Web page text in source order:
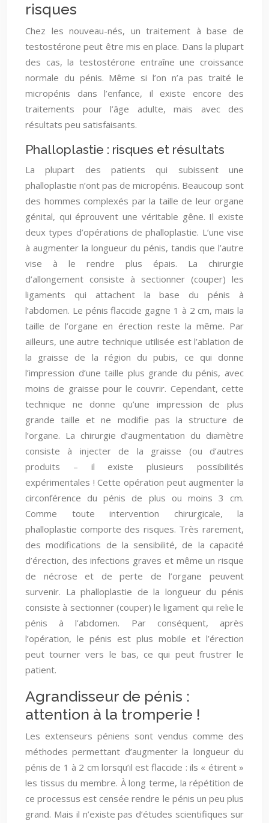
risques
Chez les nouveau-nés, un traitement à base de
testostérone peut être mis en place. Dans la plupart
des cas, la testostérone entraîne une croissance
normale du pénis. Même si l’on n’a pas traité le
micropénis dans l’enfance, il existe encore des
traitements pour l’âge adulte, mais avec des
résultats peu satisfaisants.
Phalloplastie : risques et résultats
La plupart des patients qui subissent une
phalloplastie n’ont pas de micropénis. Beaucoup sont
des hommes complexés par la taille de leur organe
génital, qui éprouvent une véritable gêne. Il existe
deux types d’opérations de phalloplastie. L’une vise
à augmenter la longueur du pénis, tandis que l’autre
vise à le rendre plus épais. La chirurgie
d’allongement consiste à sectionner (couper) les
ligaments qui attachent la base du pénis à
l’abdomen. Le pénis flaccide gagne 1 à 2 cm, mais la
taille de l’organe en érection reste la même. Par
ailleurs, une autre technique utilisée est l’ablation de
la graisse de la région du pubis, ce qui donne
l’impression d’une taille plus grande du pénis, avec
moins de graisse pour le couvrir. Cependant, cette
technique ne donne qu’une impression de plus
grande taille et ne modifie pas la structure de
l’organe. La chirurgie d’augmentation du diamètre
consiste à injecter de la graisse (ou d’autres
produits – il existe plusieurs possibilités
expérimentales ! Cette opération peut augmenter la
circonférence du pénis de plus ou moins 3 cm.
Comme toute intervention chirurgicale, la
phalloplastie comporte des risques. Très rarement,
des modifications de la sensibilité, de la capacité
d’érection, des infections graves et même un risque
de nécrose et de perte de l’organe peuvent
survenir. La phalloplastie de la longueur du pénis
consiste à sectionner (couper) le ligament qui relie le
pénis à l’abdomen. Par conséquent, après
l’opération, le pénis est plus mobile et l’érection
peut tourner vers le bas, ce qui peut frustrer le
patient.
Agrandisseur de pénis :
attention à la tromperie !
Les extenseurs péniens sont vendus comme des
méthodes permettant d’augmenter la longueur du
pénis de 1 à 2 cm lorsqu’il est flaccide : ils « étirent »
les tissus du membre. À long terme, la répétition de
ce processus est censée rendre le pénis un peu plus
grand. Mais il n’existe pas d’études scientifiques sur